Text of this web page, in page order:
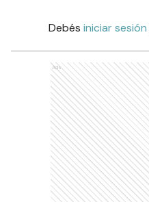
Debés iniciar sesión
Ads